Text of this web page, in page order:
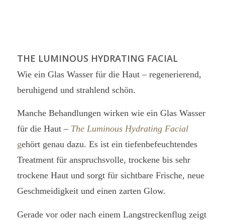
THE LUMINOUS HYDRATING FACIAL
Wie ein Glas Wasser für die Haut – regenerierend,
beruhigend und strahlend schön.
Manche Behandlungen wirken wie ein Glas Wasser
für die Haut – The Luminous Hydrating Facial
gehört genau dazu. Es ist ein tiefenbefeuchtendes
Treatment für anspruchsvolle, trockene bis sehr
trockene Haut und sorgt für sichtbare Frische, neue
Geschmeidigkeit und einen zarten Glow.
Gerade vor oder nach einem Langstreckenflug zeigt